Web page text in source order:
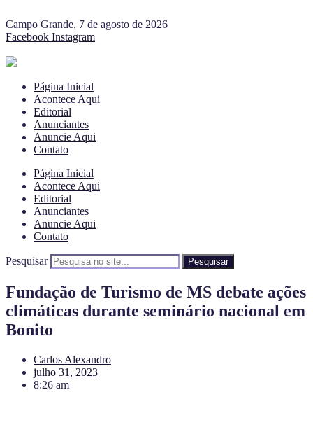
Campo Grande, 7 de agosto de 2026
Facebook Instagram
Página Inicial
Acontece Aqui
Editorial
Anunciantes
Anuncie Aqui
Contato
Página Inicial
Acontece Aqui
Editorial
Anunciantes
Anuncie Aqui
Contato
Pesquisar Pesquisar
Fundação de Turismo de MS debate ações
climáticas durante seminário nacional em
Bonito
Carlos Alexandro
julho 31, 2023
8:26 am